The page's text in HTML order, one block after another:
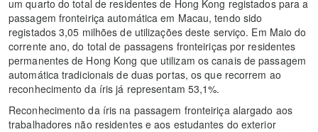
um quarto do total de residentes de Hong Kong registados para a
passagem fronteiriça automática em Macau, tendo sido
registados 3,05 milhões de utilizações deste serviço. Em Maio do
corrente ano, do total de passagens fronteiriças por residentes
permanentes de Hong Kong que utilizam os canais de passagem
automática tradicionais de duas portas, os que recorrem ao
reconhecimento da íris já representam 53,1%.
Reconhecimento da íris na passagem fronteiriça alargado aos
trabalhadores não residentes e aos estudantes do exterior